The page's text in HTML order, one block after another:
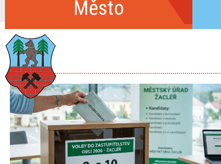
OFICIÁLNÍ STRÁNKY MĚSTA
Město
VOLBY